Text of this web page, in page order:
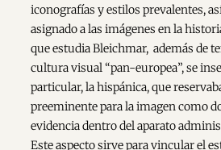
iconografías y estilos prevalentes,
asignado a las imágenes en la
que estudia Bleichmar, además de
cultura visual “pan-europea”, se
particular, la hispánica, que
preeminente para la imagen como
evidencia dentro del aparato
Este aspecto sirve para vincular el